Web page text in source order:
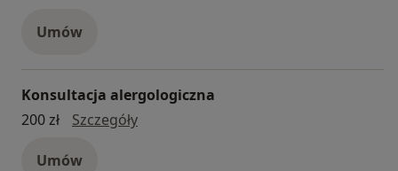
Umów
Konsultacja alergologiczna
200 zł
Szczegółykonsultacja alergologiczna
Umów